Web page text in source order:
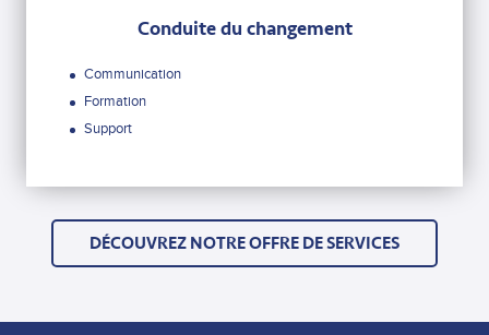
Conduite du changement
Communication
Formation
Support
DÉCOUVREZ NOTRE OFFRE DE SERVICES